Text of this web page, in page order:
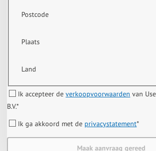
Postcode
Plaats
Land
Ik accepteer deverkoopvoorwaarden van
B.V.*
Ik ga akkoord met de privacystatement*
Maak aanvraag gereed